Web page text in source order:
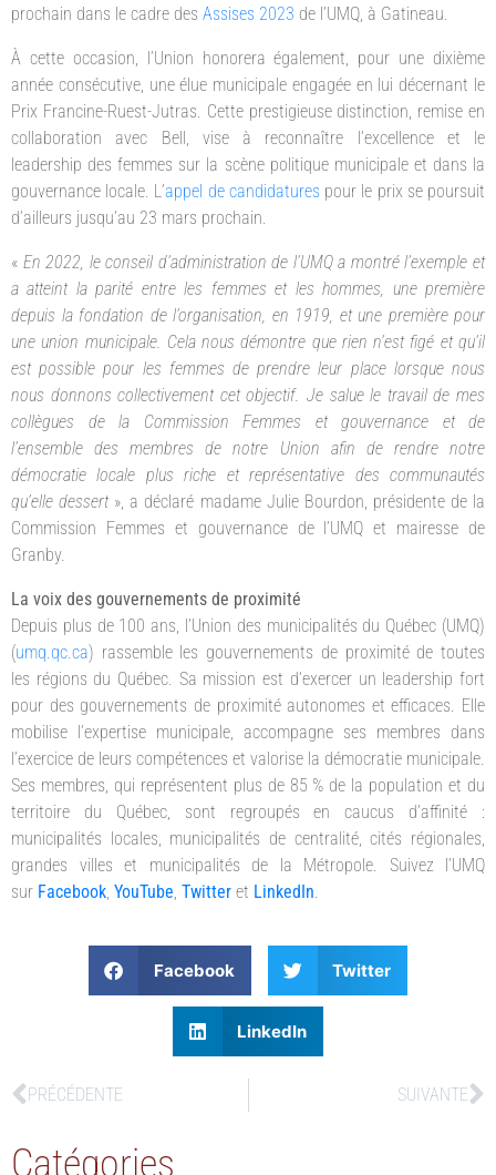
prochain dans le cadre des Assises 2023 de l’UMQ, à Gatineau.
À cette occasion, l’Union honorera également, pour une dixième
année consécutive, une élue municipale engagée en lui décernant le
Prix Francine-Ruest-Jutras. Cette prestigieuse distinction, remise en
collaboration avec Bell, vise à reconnaître l’excellence et le
leadership des femmes sur la scène politique municipale et dans la
gouvernance locale. L’appel de candidaturespour le prix se poursuit
d’ailleurs jusqu’au 23 mars prochain.
« En 2022, le conseil d’administration de l’UMQ a montré l’exemple et
a atteint la parité entre les femmes et les hommes, une première
depuis la fondation de l’organisation, en 1919, et une première pour
une union municipale. Cela nous démontre que rien n’est figé et qu’il
est possible pour les femmes de prendre leur place lorsque nous
nous donnons collectivement cet objectif. Je salue le travail de mes
collègues de la Commission Femmes et gouvernance et de
l’ensemble des membres de notre Union afin de rendre notre
démocratie locale plus riche et représentative des communautés
qu’elle dessert », a déclaré madame Julie Bourdon, présidente de la
Commission Femmes et gouvernance de l’UMQ et mairesse de
Granby.
La voix des gouvernements de proximité
Depuis plus de 100 ans, l’Union des municipalités du Québec (UMQ)
(umq.qc.ca) rassemble les gouvernements de proximité de toutes
les régions du Québec. Sa mission est d’exercer un leadership fort
pour des gouvernements de proximité autonomes et efficaces. Elle
mobilise l’expertise municipale, accompagne ses membres dans
l’exercice de leurs compétences et valorise la démocratie municipale.
Ses membres, qui représentent plus de 85 % de la population et du
territoire du Québec, sont regroupés en caucus d’affinité :
municipalités locales, municipalités de centralité, cités régionales,
grandes villes et municipalités de la Métropole. Suivez l’UMQ
sur Facebook, YouTube, Twitter et LinkedIn.
Facebook Twitter
LinkedIn
PRÉCÉDENTE SUIVANTE
Catégories